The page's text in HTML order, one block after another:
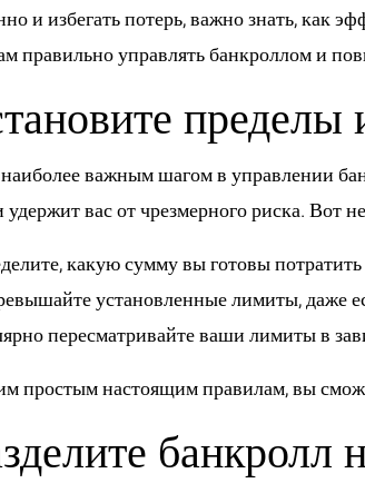
и избегать потерь, важно знать, как
правильно управлять банкроллом и
важным шагом в управлении
вас от чрезмерного риска. Вот
какую сумму вы готовы
установленные лимиты, даже
пересматривайте ваши лимиты в
простым настоящим правилам, вы
банкролл